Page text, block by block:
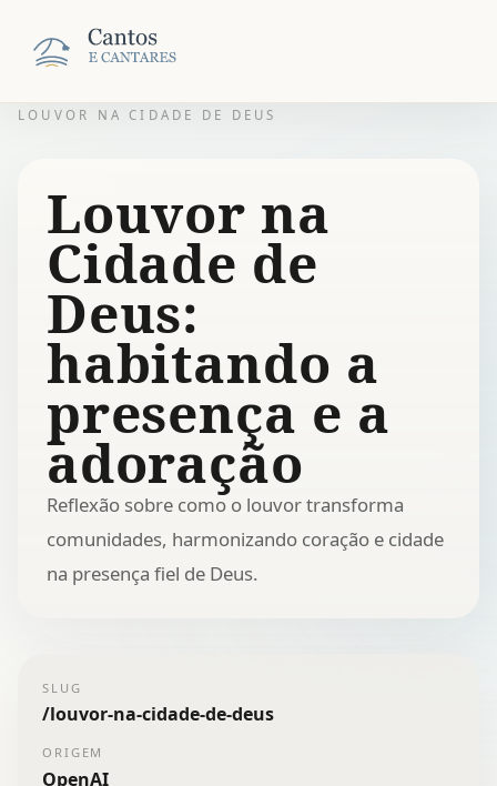
LOUVOR NA CIDADE DE DEUS
Louvor na
Cidade de
Deus:
habitando a
presença e a
adoração
Reflexão sobre como o louvor transforma
comunidades, harmonizando coração e cidade
na presença fiel de Deus.
SLUG
/louvor-na-cidade-de-deus
ORIGEM
OpenAI